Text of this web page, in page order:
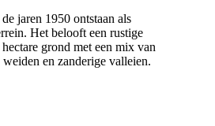
jaren 1950 ontstaan als
Het belooft een rustige
grond met een mix van
weiden en zanderige valleien.